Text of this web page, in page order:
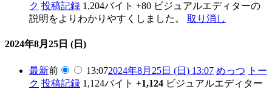
ク 投稿記録 1,204バイト +80 ビジュアルエディターの
説明をよりわかりやすくしました。
取り消し
2024年8月25日 (日)
最新前 13:072024年8月25日 (日) 13:07 めっつ
トー
ク 投稿記録 1,124バイト +1,124 ビジュアルエディター